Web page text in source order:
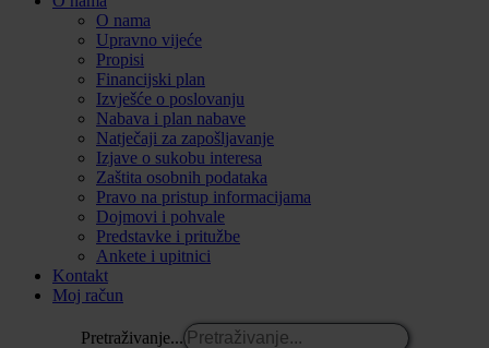
O nama
Upravno vijeće
Propisi
Financijski plan
Izvješće o poslovanju
Nabava i plan nabave
Natječaji za zapošljavanje
Izjave o sukobu interesa
Zaštita osobnih podataka
Pravo na pristup informacijama
Dojmovi i pohvale
Predstavke i pritužbe
Ankete i upitnici
Kontakt
Moj račun
Pretraživanje...